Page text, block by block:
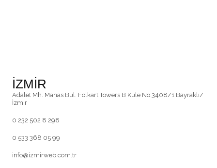
İZMİR
Adalet Mh. Manas Bul. Folkart Towers B Kule No:3408/1 Bayraklı/
İzmir
0 232 502 8 298
0 533 368 05 99
info@izmirweb.com.tr